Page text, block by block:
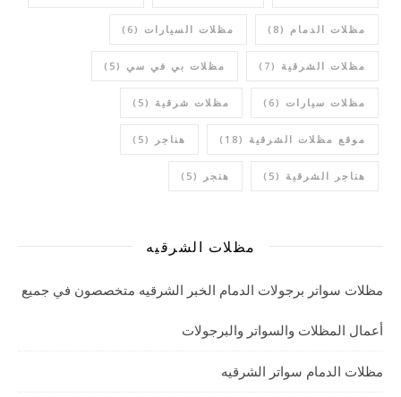
مظلات الدمام (8) مظلات السيارات (6)
مظلات الشرقية (7) مظلات بي في سي (5)
مظلات سيارات (6) مظلات شرقية (5)
موقع مظلات الشرقية (18) هناجر (5)
هناجر الشرقية (5) هنجر (5)
مظلات الشرقيه
مظلات سواتر برجولات الدمام الخبر الشرقيه متخصصون في جميع
أعمال المظلات والسواتر والبرجولات
مظلات الدمام سواتر الشرقيه